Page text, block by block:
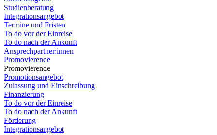
Studienberatung
Integrationsangebot
Termine und Fristen
To do vor der Einreise
To do nach der Ankunft
Ansprechpartner:innen
Promovierende
Promovierende
Promotionsangebot
Zulassung und Einschreibung
Finanzierung
To do vor der Einreise
To do nach der Ankunft
Förderung
Integrationsangebot